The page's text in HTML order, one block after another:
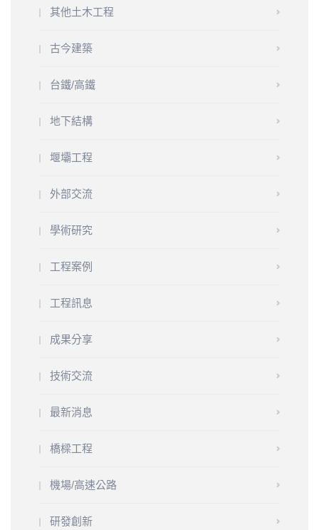
其他土木工程
古今建築
台鐵/高鐵
地下結構
堰壩工程
外部交流
學術研究
工程案例
工程訊息
成果分享
技術交流
最新消息
橋樑工程
機場/高速公路
研發創新